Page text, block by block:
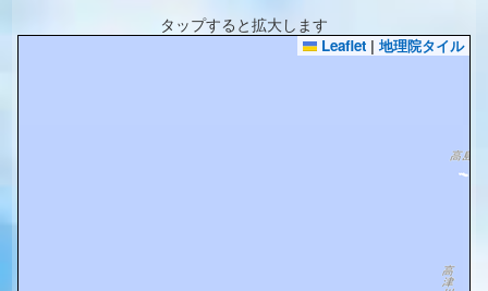
タップすると拡大します
Leaflet | 地理院タイル